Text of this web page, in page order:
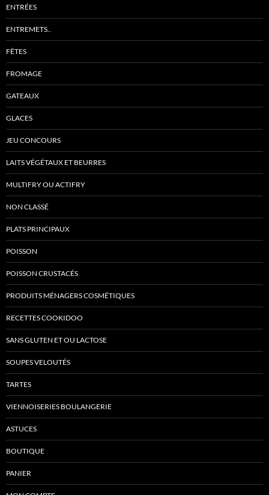
ENTRÉES
ENTREMETS..
FÊTES
FROMAGE
GATEAUX
GLACES
JEU CONCOURS
LAITS VÉGÉTAUX ET BEURRES
MULTIFRY OU ACTIFRY
NON CLASSÉ
PLATS PRINCIPAUX
POISSON
POISSON CRUSTACÉS
PRODUITS MÉNAGERS COSMÉTIQUES
RECETTES COOKIDOO
SANS GLUTEN ET OU LACTOSE
SOUPES VELOUTÉS
TARTES
VIENNOISERIES BOULANGERIE
ASTUCES
BOUTIQUE
PANIER